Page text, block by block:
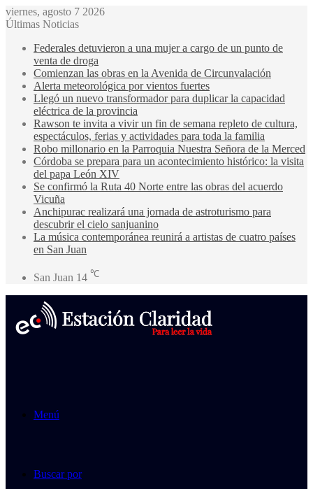
viernes, agosto 7 2026
Últimas Noticias
Federales detuvieron a una mujer a cargo de un punto de
venta de droga
Comienzan las obras en la Avenida de Circunvalación
Alerta meteorológica por vientos fuertes
Llegó un nuevo transformador para duplicar la capacidad
eléctrica de la provincia
Rawson te invita a vivir un fin de semana repleto de cultura,
espectáculos, ferias y actividades para toda la familia
Robo millonario en la Parroquia Nuestra Señora de la Merced
Córdoba se prepara para un acontecimiento histórico: la visita
del papa León XIV
Se confirmó la Ruta 40 Norte entre las obras del acuerdo
Vicuña
Anchipurac realizará una jornada de astroturismo para
descubrir el cielo sanjuanino
La música contemporánea reunirá a artistas de cuatro países
en San Juan
San Juan 14 ℃
Menú
Buscar por